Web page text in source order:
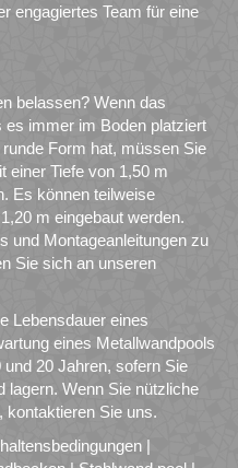
engagiertes Team für eine
belassen? Wenn das
immer im Boden platziert
Form hat, müssen Sie
einer Tiefe von 1,50 m
Es können teilweise
m eingebaut werden.
und Montageanleitungen zu
Sie sich an unseren
Lebensdauer eines
eines Metallwandpools
20 Jahren, sofern Sie
lagern. Wenn Sie nützliche
kontaktieren Sie uns.
|